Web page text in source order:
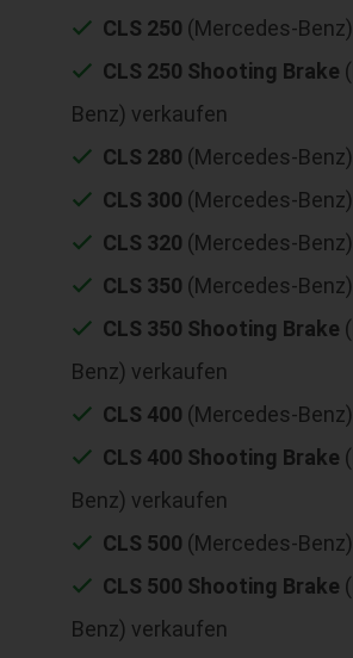
CLS 250 (Mercedes-
CLS 250 Shooting Brake
Benz) verkaufen
CLS 280 (Mercedes-
CLS 300 (Mercedes-
CLS 320 (Mercedes-
CLS 350 (Mercedes-
CLS 350 Shooting Brake
Benz) verkaufen
CLS 400 (Mercedes-
CLS 400 Shooting Brake
Benz) verkaufen
CLS 500 (Mercedes-
CLS 500 Shooting Brake
Benz) verkaufen